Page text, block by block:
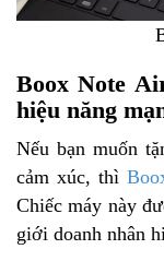
Boox Note
hiệu năng
Nếu bạn muốn
cảm xúc, thì
Chiếc máy này
giới doanh nhân